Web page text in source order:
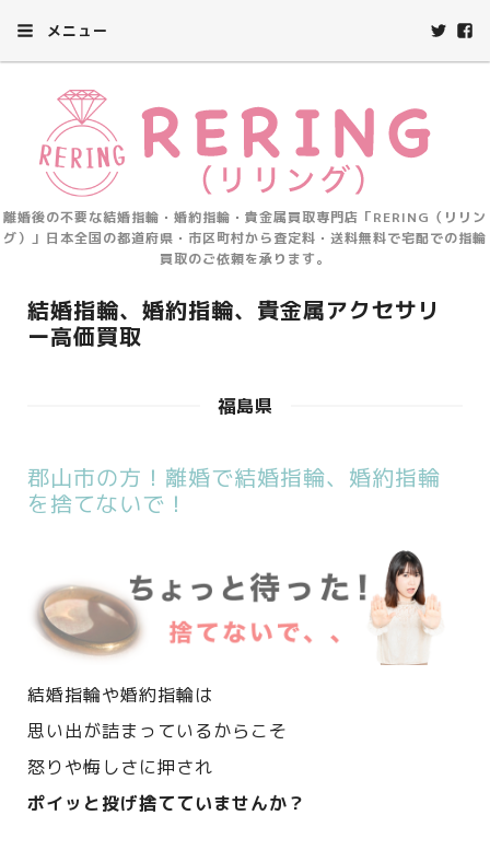
メニュー
離婚後の不要な結婚指輪・婚約指輪・貴金属買取専門店「RERING（リリン
グ）」日本全国の都道府県・市区町村から査定料・送料無料で宅配での指輪
買取のご依頼を承ります。
結婚指輪、婚約指輪、貴金属アクセサリ
ー高価買取
福島県
郡山市の方！離婚で結婚指輪、婚約指輪
を捨てないで！
結婚指輪や婚約指輪は
思い出が詰まっているからこそ
怒りや悔しさに押され
ポイッと投げ捨てていませんか？